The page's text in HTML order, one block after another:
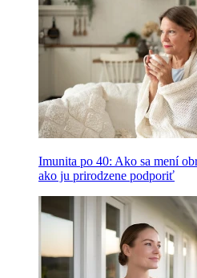
Imunita po 40: Ako sa mení
ako ju prirodzene podporiť